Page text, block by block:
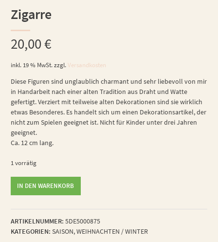
Zigarre
20,00€
inkl. 19 % MwSt. zzgl.Versandkosten
Diese Figuren sind unglaublich charmant und sehr liebevoll von mir
in Handarbeit nach einer alten Tradition aus Draht und Watte
gefertigt. Verziert mit teilweise alten Dekorationen sind sie wirklich
etwas Besonderes. Es handelt sich um einen Dekorationsartikel, der
nicht zum Spielen geeignet ist. Nicht für Kinder unter drei Jahren
geeignet.
Ca. 12 cm lang.
1 vorrätig
IN DEN WARENKORB
ARTIKELNUMMER: 5DE5000875
KATEGORIEN: SAISON,WEIHNACHTEN / WINTER